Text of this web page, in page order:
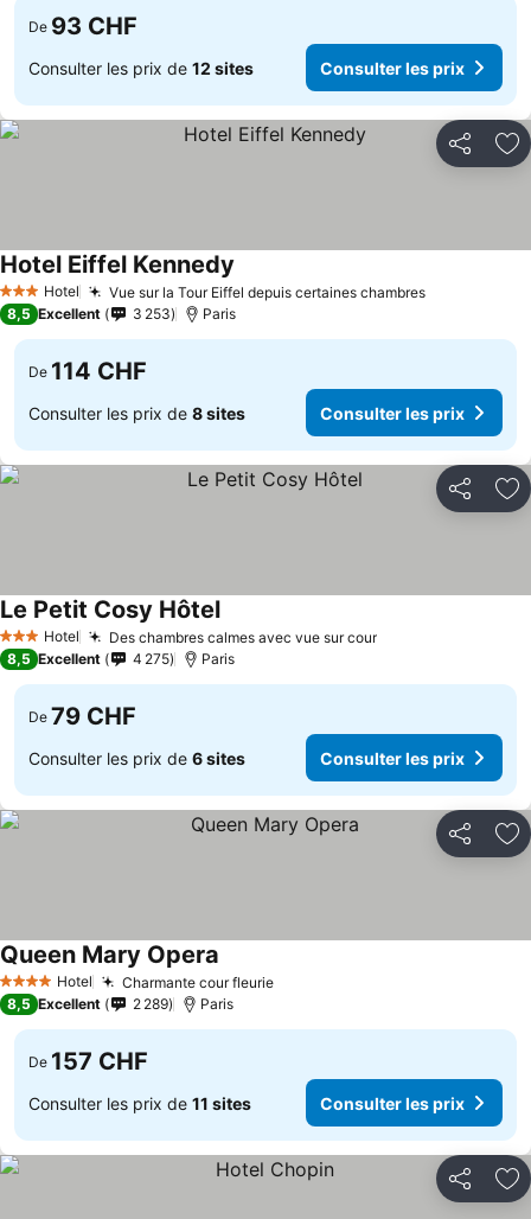
De 93 CHF
Consulter les prix de 12 sites Consulter les prix
Partager
3 ÉtoilesHotel Vue sur la Tour Eiffel depuis certaines chambres
Hotel Eiffel Kennedy
8,5 Excellent 3 253 Paris
De 114 CHF
Consulter les prix de 8 sites Consulter les prix
Partager
3 ÉtoilesHotel Des chambres calmes avec vue sur cour
Le Petit Cosy Hôtel
8,5 Excellent 4 275 Paris
De 79 CHF
Consulter les prix de 6 sites Consulter les prix
Partager
4 Étoiles Hotel Charmante cour fleurie
Queen Mary Opera
8,5 Excellent 2 289 Paris
De 157 CHF
Consulter les prix de 11 sites Consulter les prix
Partager